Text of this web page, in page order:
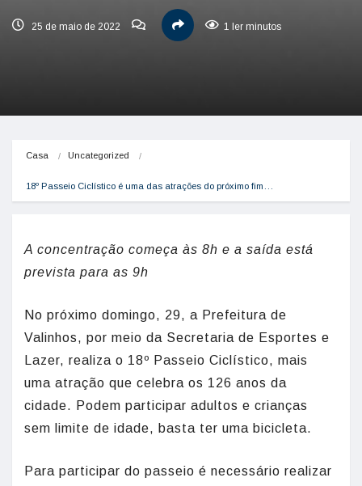
25 de maio de 2022 1 ler minutos
Casa Uncategorized
18º Passeio Ciclístico é uma das atrações do próximo fim…
A concentração começa às 8h e a saída está
prevista para as 9h
No próximo domingo, 29, a Prefeitura de
Valinhos, por meio da Secretaria de Esportes e
Lazer, realiza o 18º Passeio Ciclístico, mais
uma atração que celebra os 126 anos da
cidade. Podem participar adultos e crianças
sem limite de idade, basta ter uma bicicleta.
Para participar do passeio é necessário realizar